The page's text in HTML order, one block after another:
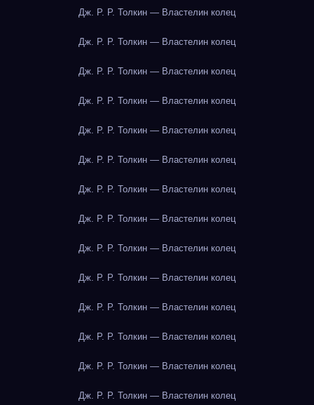
Дж. Р. Р. Толкин — Властелин колец
Дж. Р. Р. Толкин — Властелин колец
Дж. Р. Р. Толкин — Властелин колец
Дж. Р. Р. Толкин — Властелин колец
Дж. Р. Р. Толкин — Властелин колец
Дж. Р. Р. Толкин — Властелин колец
Дж. Р. Р. Толкин — Властелин колец
Дж. Р. Р. Толкин — Властелин колец
Дж. Р. Р. Толкин — Властелин колец
Дж. Р. Р. Толкин — Властелин колец
Дж. Р. Р. Толкин — Властелин колец
Дж. Р. Р. Толкин — Властелин колец
Дж. Р. Р. Толкин — Властелин колец
Дж. Р. Р. Толкин — Властелин колец